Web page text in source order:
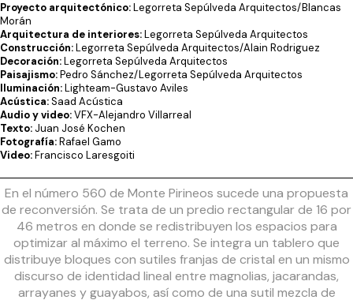
Proyecto arquitectónico:Legorreta Sepúlveda Arquitectos/Blancas
Morán
Arquitectura de interiores:Legorreta Sepúlveda Arquitectos
Construcción:Legorreta Sepúlveda Arquitectos/Alain Rodriguez
Decoración:Legorreta Sepúlveda Arquitectos
Paisajismo:Pedro Sánchez/Legorreta Sepúlveda Arquitectos
Iluminación:Lighteam-Gustavo Aviles
Acústica:Saad Acústica
Audio y video:VFX-Alejandro Villarreal
Texto: Juan José Kochen
Fotografía:Rafael Gamo
Video:Francisco Laresgoiti
En el número 560 de Monte Pirineos sucede una propuesta
de reconversión. Se trata de un predio rectangular de 16 por
46 metros en donde se redistribuyen los espacios para
optimizar al máximo el terreno. Se integra un tablero que
distribuye bloques con sutiles franjas de cristal en un mismo
discurso de identidad lineal entre magnolias, jacarandas,
arrayanes y guayabos, así como de una sutil mezcla de